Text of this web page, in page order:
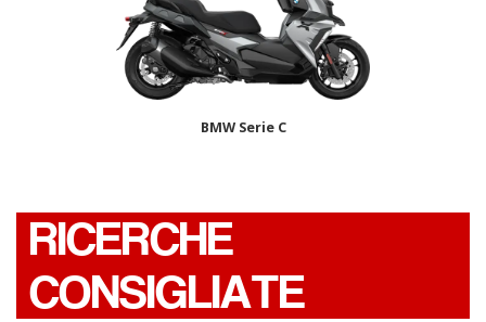
BMW Serie C
RICERCHE
CONSIGLIATE